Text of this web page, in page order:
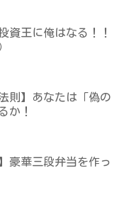
資王に俺はなる！！
則】あなたは「偽の
か！
豪華三段弁当を作っ